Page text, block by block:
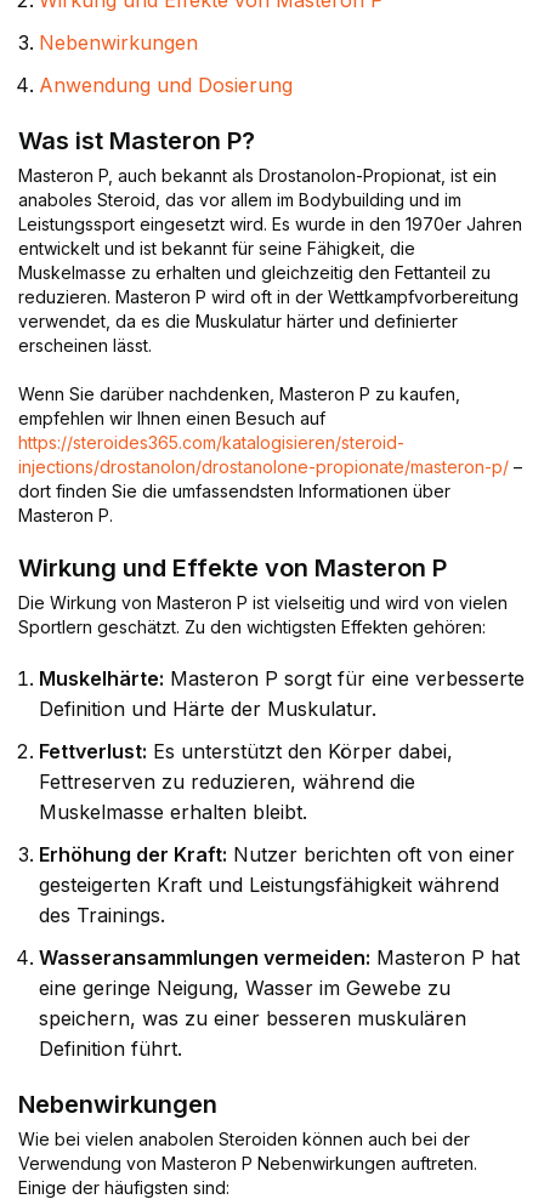
Nebenwirkungen
Anwendung und Dosierung
Was ist Masteron P?
Masteron P, auch bekannt als Drostanolon-Propionat, ist ein
anaboles Steroid, das vor allem im Bodybuilding und im
Leistungssport eingesetzt wird. Es wurde in den 1970er Jahren
entwickelt und ist bekannt für seine Fähigkeit, die
Muskelmasse zu erhalten und gleichzeitig den Fettanteil zu
reduzieren. Masteron P wird oft in der Wettkampfvorbereitung
verwendet, da es die Muskulatur härter und definierter
erscheinen lässt.
Wenn Sie darüber nachdenken, Masteron P zu kaufen,
empfehlen wir Ihnen einen Besuch auf
https://steroides365.com/katalogisieren/steroid-
injections/drostanolon/drostanolone-propionate/masteron-p/ –
dort finden Sie die umfassendsten Informationen über
Masteron P.
Wirkung und Effekte von Masteron P
Die Wirkung von Masteron P ist vielseitig und wird von vielen
Sportlern geschätzt. Zu den wichtigsten Effekten gehören:
Muskelhärte: Masteron P sorgt für eine verbesserte
Definition und Härte der Muskulatur.
Fettverlust: Es unterstützt den Körper dabei,
Fettreserven zu reduzieren, während die
Muskelmasse erhalten bleibt.
Erhöhung der Kraft: Nutzer berichten oft von einer
gesteigerten Kraft und Leistungsfähigkeit während
des Trainings.
Wasseransammlungen vermeiden: Masteron P hat
eine geringe Neigung, Wasser im Gewebe zu
speichern, was zu einer besseren muskulären
Definition führt.
Nebenwirkungen
Wie bei vielen anabolen Steroiden können auch bei der
Verwendung von Masteron P Nebenwirkungen auftreten.
Einige der häufigsten sind: